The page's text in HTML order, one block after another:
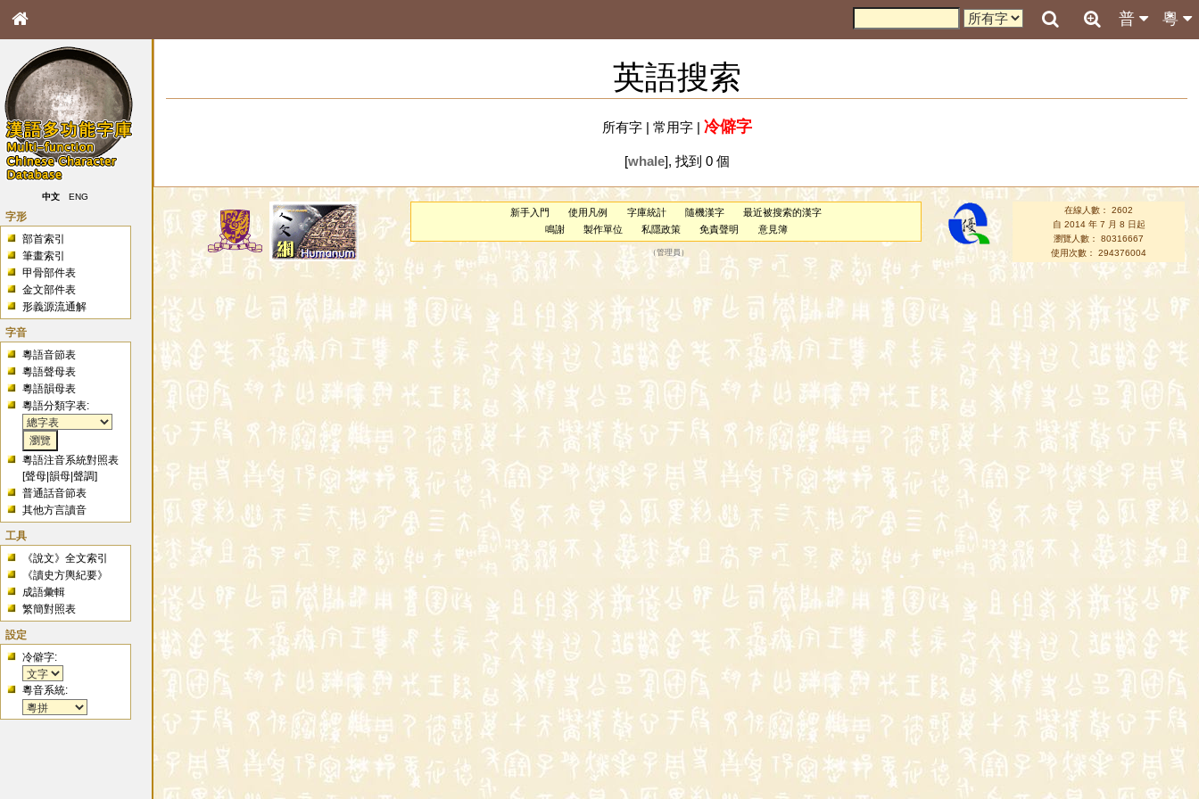
粵
普
中文 ENG
字形
部首索引
筆畫索引
甲骨部件表
金文部件表
形義源流通解
字音
粵語音節表
粵語聲母表
粵語韻母表
粵語分類字表:
粵語注音系統對照表
[聲母 |韻母 |聲調]
普通話音節表
其他方言讀音
工具
《說文》全文索引
《讀史方輿紀要》
成語彙輯
繁簡對照表
設定
冷僻字:
粵音系統:
英語搜索
所有字| 常用字| 冷僻字
[whale], 找到 0 個
新手入門 使用凡例 字庫統計 隨機漢字
最近被搜索的漢字
鳴謝
製作單位 私隱政策 免責聲明 意見簿
（管理員 ）
在線人數： 2602
自 2014 年 7 月 8 日起
瀏覽人數： 80316667
使用次數： 294376004